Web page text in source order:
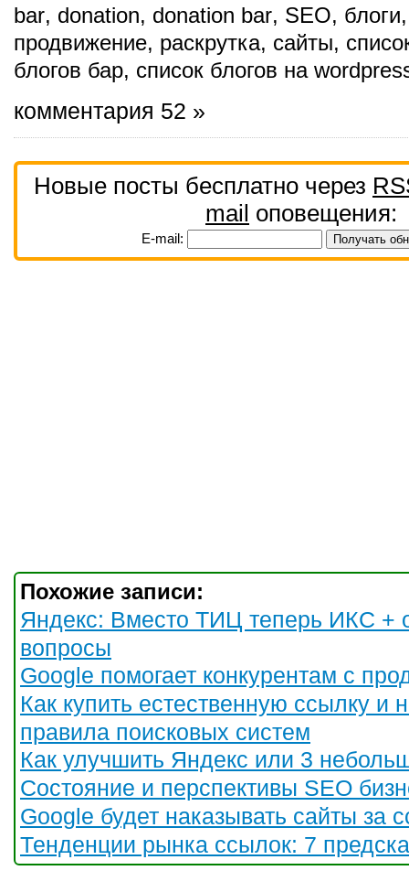
bar, donation, donation bar, SEO, блоги
продвижение, раскрутка, сайты,
блогов бар, список блогов на
комментария 52 »
Новые посты бесплатно через
mail оповещения:
E-mail:
Похожие записи:
Яндекс: Вместо ТИЦ теперь ИКС +
вопросы
Google помогает конкурентам с
Как купить естественную ссылку и
правила поисковых систем
Как улучшить Яндекс или 3
Состояние и перспективы SEO
Google будет наказывать сайты за
Тенденции рынка ссылок: 7